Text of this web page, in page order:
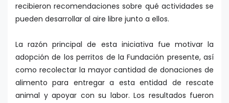
recibieron recomendaciones sobre qué actividades se
pueden desarrollar al aire libre junto a ellos.
La razón principal de esta iniciativa fue motivar la
adopción de los perritos de la Fundación presente, así
como recolectar la mayor cantidad de donaciones de
alimento para entregar a esta entidad de rescate
animal y apoyar con su labor. Los resultados fueron